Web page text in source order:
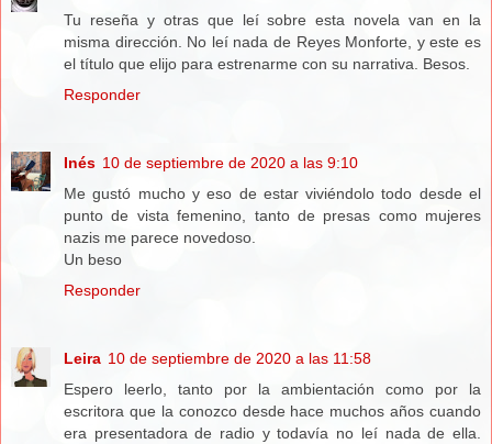
Tu reseña y otras que leí sobre esta novela van en la
misma dirección. No leí nada de Reyes Monforte, y este es
el título que elijo para estrenarme con su narrativa. Besos.
Responder
Inés 10 de septiembre de 2020 a las 9:10
Me gustó mucho y eso de estar viviéndolo todo desde el
punto de vista femenino, tanto de presas como mujeres
nazis me parece novedoso.
Un beso
Responder
Leira 10 de septiembre de 2020 a las 11:58
Espero leerlo, tanto por la ambientación como por la
escritora que la conozco desde hace muchos años cuando
era presentadora de radio y todavía no leí nada de ella.